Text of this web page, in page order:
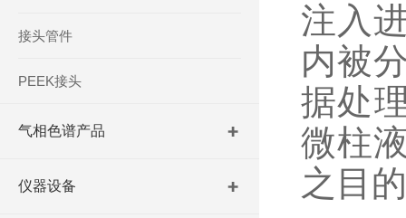
接头管件
PEEK接头
气相色谱产品
仪器设备
注入
内被
据处
微柱
之目